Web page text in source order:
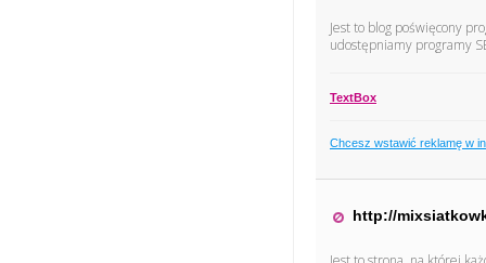
Jest to blog poświęcony
udostępniamy programy
TextBox
Chcesz wstawić reklamę w
http://